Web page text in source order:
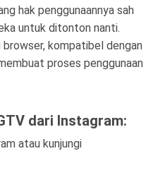
hak penggunaannya sah
untuk ditonton nanti.
browser, kompatibel dengan
proses penggunaan
dari Instagram:
atau kunjungi